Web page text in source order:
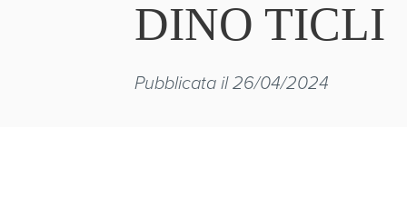
DINO TICLI
Pubblicata il 26/04/2024